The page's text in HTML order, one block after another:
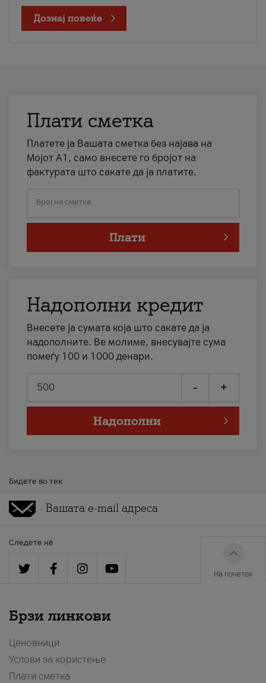
Дознај повеќе
Плати сметка
Платете ја Вашата сметка без најава на
Мојот А1, само внесете го бројот на
фактурата што сакате да ја платите.
Број на сметка
Плати
Надополни кредит
Внесете ја сумата која што сакате да ја
надополните. Ве молиме, внесувајте сума
помеѓу 100 и 1000 денари.
- +
Надополни
Бидете во тек
Следете нè
На почеток
Брзи линкови
Ценовници
Услови за користење
Плати сметка